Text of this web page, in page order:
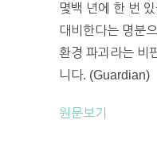
몇백 년에 한 번
대비한다는 명분
환경 파괴라는 비
니다. (Guardian)
원문보기